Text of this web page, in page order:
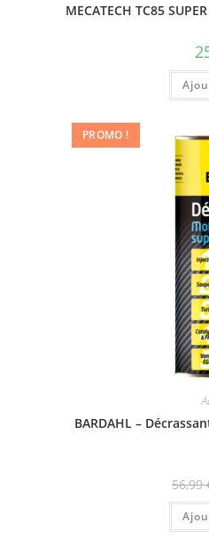
MECATECH TC85
PROMO !
BARDAHL –
56,99